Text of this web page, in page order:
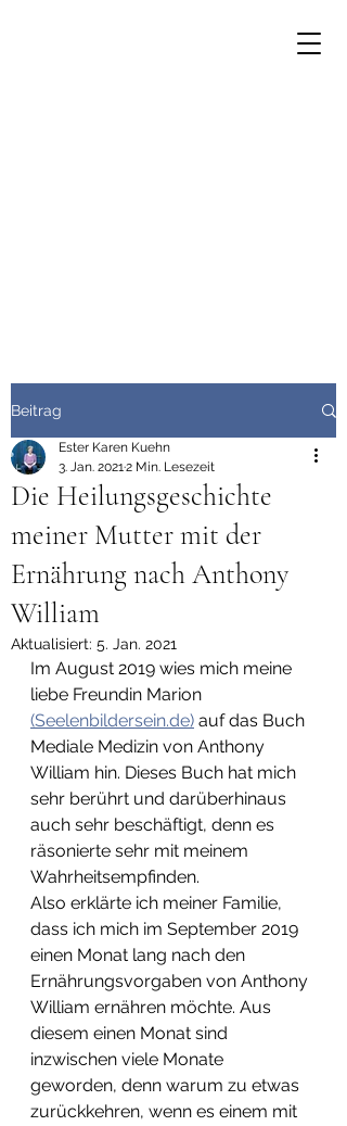
Beitrag
Die Heilungsgeschichte
meiner Mutter mit der
Ernährung nach Anthony
William
Ester Karen Kuehn
3. Jan. 20212 Min. Lesezeit
Aktualisiert: 5. Jan. 2021
Im August 2019 wies mich meine
liebe Freundin Marion
(Seelenbildersein.de) auf das Buch
Mediale Medizin von Anthony
William hin. Dieses Buch hat mich
sehr berührt und darüberhinaus
auch sehr beschäftigt, denn es
räsonierte sehr mit meinem
Wahrheitsempfinden.
Also erklärte ich meiner Familie,
dass ich mich im September 2019
einen Monat lang nach den
Ernährungsvorgaben von Anthony
William ernähren möchte. Aus
diesem einen Monat sind
inzwischen viele Monate
geworden, denn warum zu etwas
zurückkehren, wenn es einem mit